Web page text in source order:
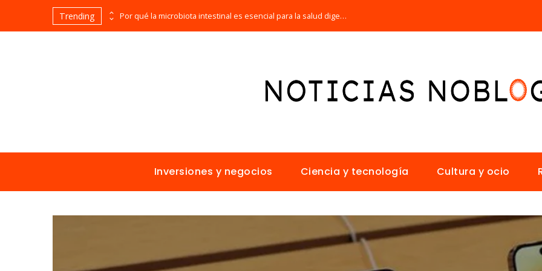
Trending Las 15 misiones espaciales fundamentales en la historia de la humanidad Por qué la microbiota intestinal es esencial para la salud digestiva
Inversiones y negocios Ciencia y tecnología Cultura y ocio